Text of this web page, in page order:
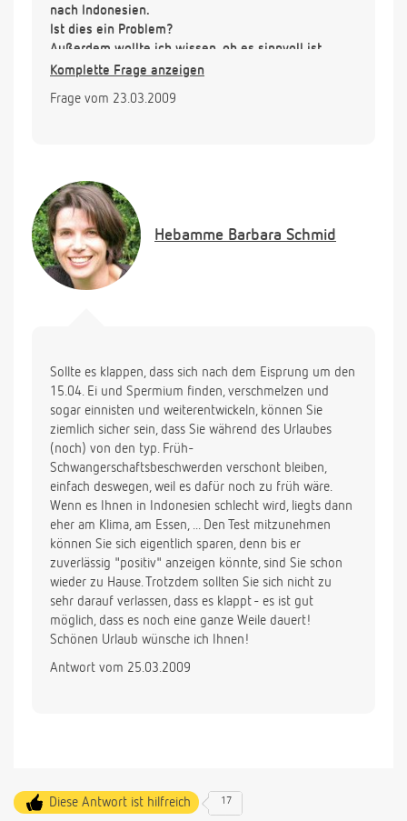
nach Indonesien.
Ist dies ein Problem?
Außerdem wollte ich wissen, ob es sinnvoll ist
einen Schwangerschaftstest mit in den Urlaub zu
den Test aus?
Lieben Dank
Komplette Frage anzeigen
Frage vom 23.03.2009
Hebamme Barbara Schmid
Sollte es klappen, dass sich nach dem Eisprung um den
15.04. Ei und Spermium finden, verschmelzen und
sogar einnisten und weiterentwickeln, können Sie
ziemlich sicher sein, dass Sie während des Urlaubes
(noch) von den typ. Früh-
Schwangerschaftsbeschwerden verschont bleiben,
einfach deswegen, weil es dafür noch zu früh wäre.
Wenn es Ihnen in Indonesien schlecht wird, liegts dann
eher am Klima, am Essen, ... Den Test mitzunehmen
können Sie sich eigentlich sparen, denn bis er
zuverlässig "positiv" anzeigen könnte, sind Sie schon
wieder zu Hause. Trotzdem sollten Sie sich nicht zu
sehr darauf verlassen, dass es klappt - es ist gut
möglich, dass es noch eine ganze Weile dauert!
Schönen Urlaub wünsche ich Ihnen!
Antwort vom 25.03.2009
Diese Antwort ist hilfreich 17